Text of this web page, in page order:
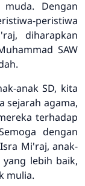
Dengan
peristiwa
diharapkan
SAW
anak SD, kita
sejarah agama,
terhadap
dengan
Mi'raj, anak-
lebih baik,
mulia.